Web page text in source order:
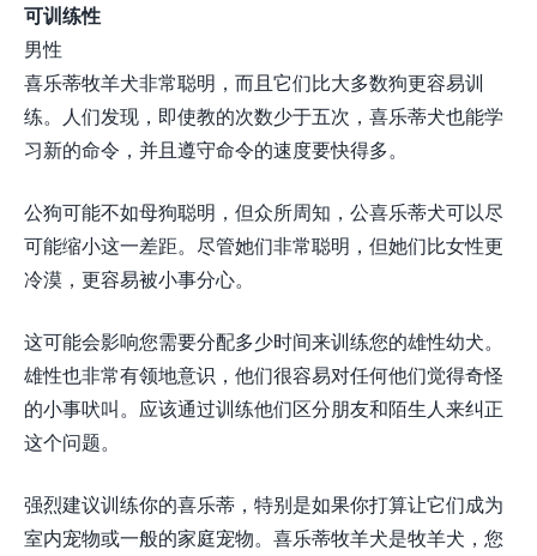
可训练性
男性
喜乐蒂牧羊犬非常聪明，而且它们比大多数狗更容易训
练。人们发现，即使教的次数少于五次，喜乐蒂犬也能学
习新的命令，并且遵守命令的速度要快得多。
公狗可能不如母狗聪明，但众所周知，公喜乐蒂犬可以尽
可能缩小这一差距。尽管她们非常聪明，但她们比女性更
冷漠，更容易被小事分心。
这可能会影响您需要分配多少时间来训练您的雄性幼犬。
雄性也非常有领地意识，他们很容易对任何他们觉得奇怪
的小事吠叫。应该通过训练他们区分朋友和陌生人来纠正
这个问题。
强烈建议训练你的喜乐蒂，特别是如果你打算让它们成为
室内宠物或一般的家庭宠物。喜乐蒂牧羊犬是牧羊犬，您